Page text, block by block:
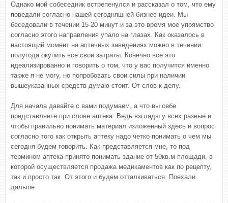
Однако мой собеседник встрепенулся и рассказал о том, что ему
поведали согласно нашей сегодняшней бизнес идеи. Мы
беседовали в течении 15-20 минут и за это время мое упрямство
согласно этого направления упало на глазах. Как оказалось в
настоящий момент на аптечных заведениях можно в течении
полугода окупить все свои затраты. Конечно все это
идеализированно и говорить о том, что у вас получится именно
также я не могу, но попробовать свои силы при наличии
вышеуказанных средств думаю стоит. От слов к делу.
Для начала давайте с вами подумаем, а что вы себе
представляете при слове аптека. Ведь взгляды у всех разные и
чтобы правильно понимать материал изложенный здесь и вопрос
согласно того как открыть аптеку надо четко понимать о чем мы
сегодня будем говорить. Как представляется мне, то под
термином аптека принято понимать здание от 50кв.м площади, в
которой осуществляется продажа медикаментов как по рецепту,
так и просто так. От этого и будем отталкиваться. Поехали
дальше.